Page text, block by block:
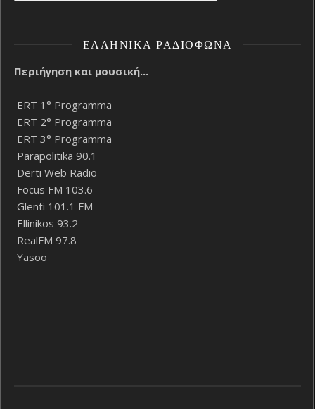
ΕΛΛΗΝΙΚΆ ΡΑΔΙΌΦΩΝΑ
Περιήγηση και μουσική...
ERT 1° Programma
ERT 2° Programma
ERT 3° Programma
Parapolitika 90.1
Derti Web Radio
Focus FM 103.6
Glenti 101.1 FM
Ellinikos 93.2
RealFM 97.8
Yasoo